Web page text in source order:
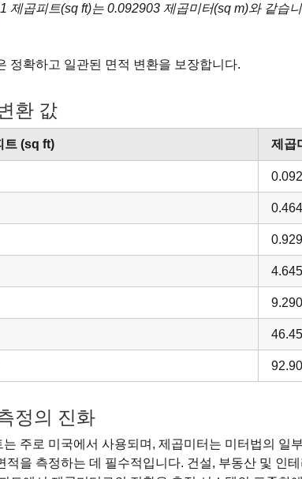
1 제곱피트(sq ft)는 0.092903 제곱미터(sq m)와 같습
정확하고 일관된 면적 변환을 보장합니다.
환 값
트 (sq ft) 제곱
정의 진화
는 주로 미국에서 사용되며, 제곱미터는 미터법의 일
적을 측정하는 데 필수적입니다. 건설, 부동산 및 인